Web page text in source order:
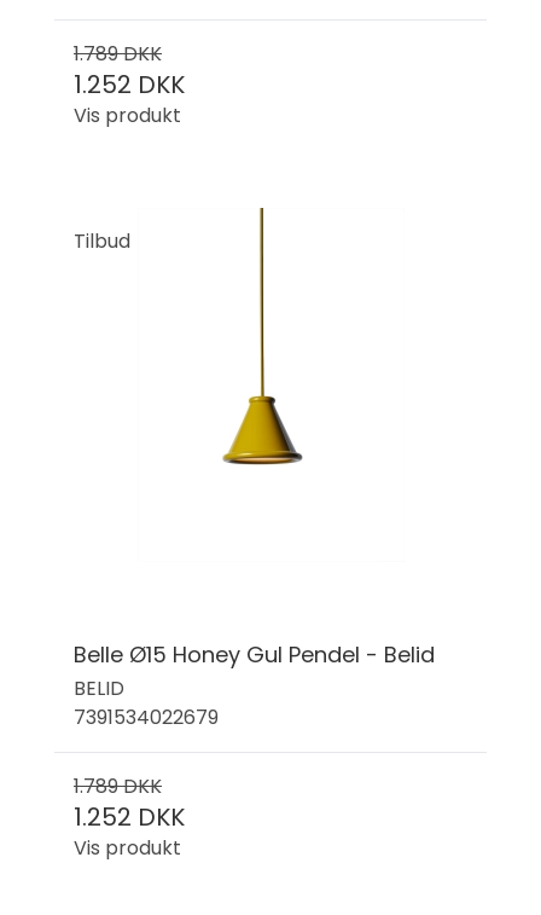
1.789 DKK
1.252 DKK
Vis produkt
Tilbud
Belle Ø15 Honey Gul Pendel - Belid
BELID
7391534022679
1.789 DKK
1.252 DKK
Vis produkt